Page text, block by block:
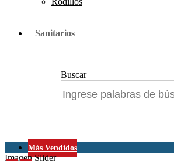
Sanitarios
Buscar
Más Vendidos
Imagen Slider